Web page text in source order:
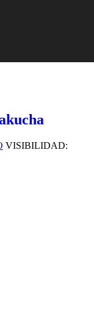
VISIBILIDAD: